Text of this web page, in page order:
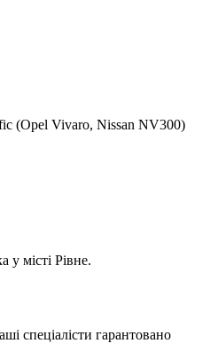
(Opel Vivaro, Nissan NV300)
у місті Рівне.
спеціалісти гарантовано